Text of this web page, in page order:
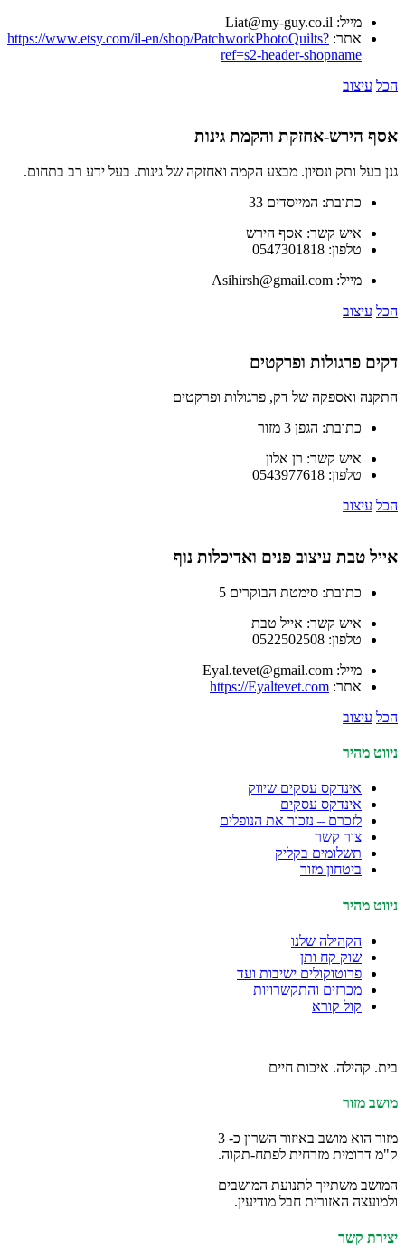
מייל:
אתר: https://www.etsy.com/il-en/shop/PatchworkPhotoQuilts?
ref=s2-header-shopname
הכל עיצוב
אסף הירש-אחזקת והקמת גינות
גנן בעל ותק ונסיון. מבצע הקמה ואחזקה של גינות. בעל ידע רב בתחום.
כתובת: המייסדים 33
איש קשר: אסף הירש
טלפון:
מייל:
הכל עיצוב
דקים פרגולות ופרקטים
התקנה ואספקה של דק, פרגולות ופרקטים
כתובת: הגפן 3 מזור
איש קשר: רן אלון
טלפון:
הכל עיצוב
אייל טבת עיצוב פנים ואדיכלות נוף
כתובת: סימטת הבוקרים 5
איש קשר: אייל טבת
טלפון:
מייל:
אתר: https://Eyaltevet.com
הכל עיצוב
ניווט מהיר
אינדקס עסקים שיווק
אינדקס עסקים
לזכרם – נזכור את הנופלים
צור קשר
תשלומים בקליק
ביטחון מזור
ניווט מהיר
הקהילה שלנו
שוק קח ותן
פרוטוקולים ישיבות ועד
מכרזים והתקשרויות
קול קורא
בית. קהילה. איכות חיים
מושב מזור
מזור הוא מושב באיזור השרון כ- 3
ק"מ דרומית מזרחית לפתח-תקוה.
המושב משתייך לתנועת המושבים
ולמועצה האזורית חבל מודיעין.
יצירת קשר